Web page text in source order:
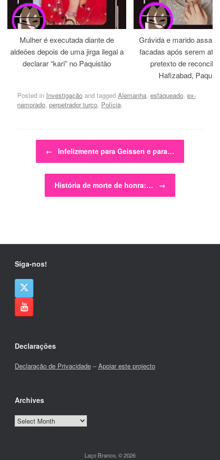
Mulher é executada diante de
aldeões depois de uma jirga ilegal a
declarar “kari” no Paquistão
Grávida e marido
facadas após serem
pretexto de
Hafizabad,
Posted in Investigação and tagged Alemanha, esfaqueado, ex-
namorado, perpetrador turco, Polícia.
Post navigation
← Infelizmente para Geissen e para…
História de morte de honra:… →
Siga-nos!
Declarações
Declaração de Privacidade –Apoiar este projecto
Archives
Archives
Laço Branco, © 2026